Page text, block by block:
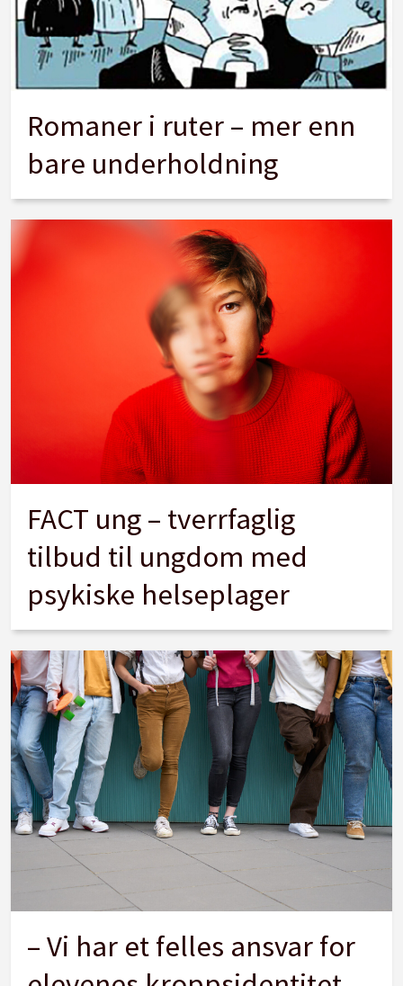
Romaner i ruter – mer enn
bare underholdning
FACT ung – tverrfaglig
tilbud til ungdom med
psykiske helseplager
– Vi har et felles ansvar for